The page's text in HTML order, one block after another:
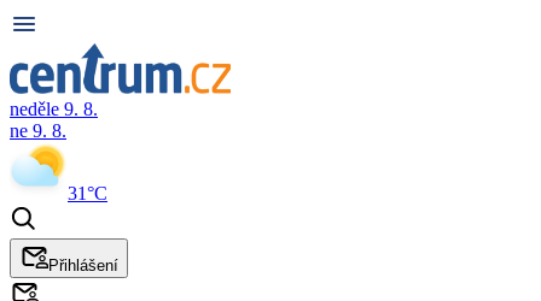
neděle 9. 8.
ne 9. 8.
31°C
Přihlášení